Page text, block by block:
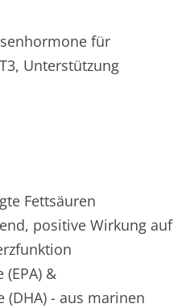
für
Unterstützung
Fettsäuren
positive Wirkung auf
&
(DHA) - aus marinen